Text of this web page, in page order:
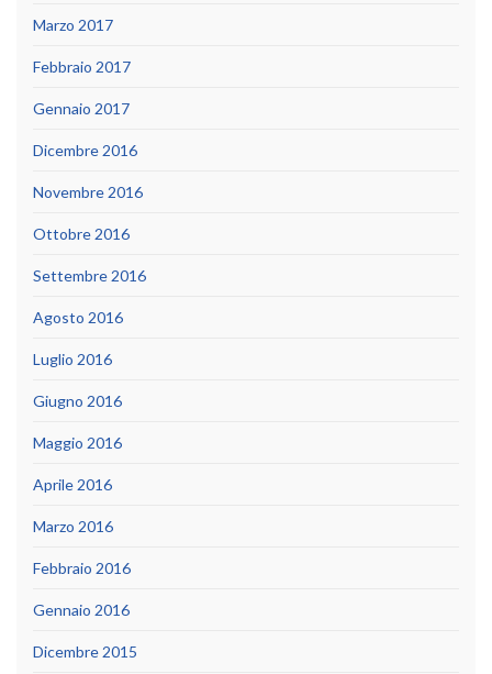
Marzo 2017
Febbraio 2017
Gennaio 2017
Dicembre 2016
Novembre 2016
Ottobre 2016
Settembre 2016
Agosto 2016
Luglio 2016
Giugno 2016
Maggio 2016
Aprile 2016
Marzo 2016
Febbraio 2016
Gennaio 2016
Dicembre 2015